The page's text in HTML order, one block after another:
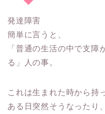
発達障害
簡単に言うと、
「普通の生活の中で支障
る」人の事。
これは生まれた時から持
ある日突然そうなったり